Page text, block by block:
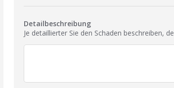
Detailbeschreibung
Je detaillierter Sie den Schaden beschreiben,